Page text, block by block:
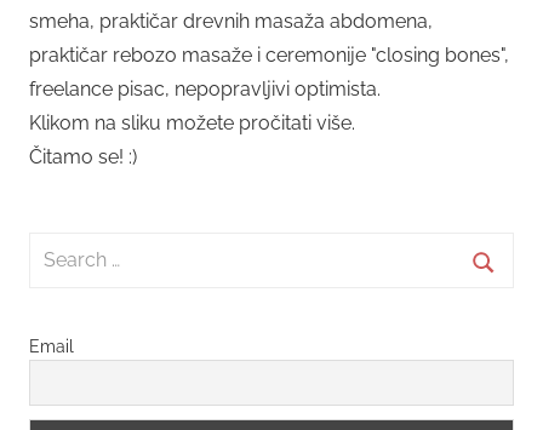
smeha, praktičar drevnih masaža abdomena,
praktičar rebozo masaže i ceremonije "closing bones",
freelance pisac, nepopravljivi optimista.
Klikom na sliku možete pročitati više.
Čitamo se! :)
Search
Email